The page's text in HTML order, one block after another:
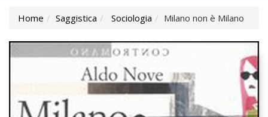
Home Saggistica Sociologia Milano non è Milano